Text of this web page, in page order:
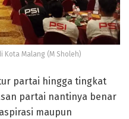
Kota Malang (M Sholeh)
partai hingga tingkat
partai nantinya benar
maupun